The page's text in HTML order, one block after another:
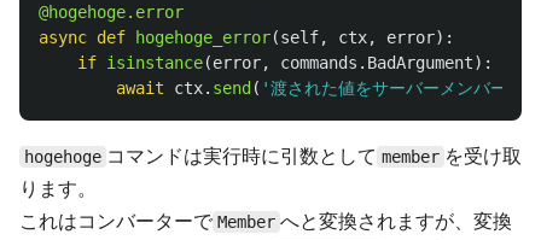
@hogehoge.error
async def hogehoge_error(self, ctx, error):
if isinstance(error, commands . BadArgument):
await
ctx. send ( '渡された値をサーバーメンバーと
hogehoge コマンドは実行時に引数として member を受け取
ります。
これはコンバーターで Member へと変換されますが、変換